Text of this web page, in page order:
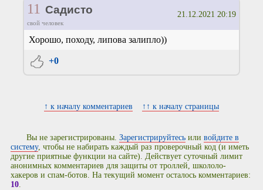
11 Садисто
свой человек
21.12.2021 20:19
Хорошо, походу, липова залипло))
+0
↑ к началу комментариев ↑↑ к началу страницы
Вы не зарегистрированы.Зарегистрируйтесь иливойдите в
систему, чтобы не набирать каждый раз проверочный код (и иметь
другие приятные функции на сайте). Действует суточный лимит
анонимных комментариев для защиты от троллей, школоло-
хакеров и спам-ботов. На текущий момент осталось комментариев:
10.